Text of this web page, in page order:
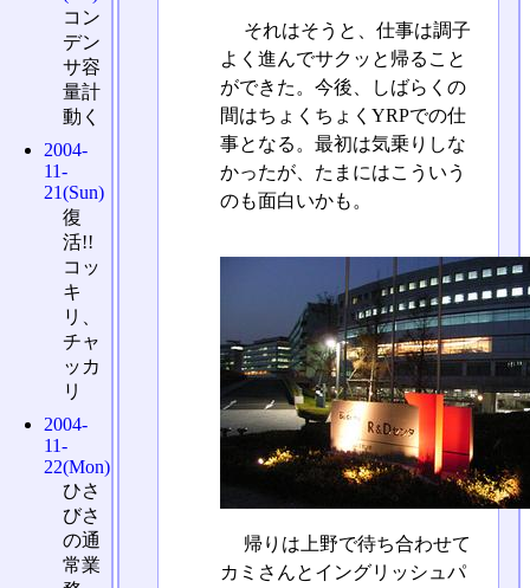
それはそうと、仕事は調子
よく進んでサクッと帰ること
ができた。今後、しばらくの
間はちょくちょくYRPでの仕
事となる。最初は気乗りしな
かったが、たまにはこういう
のも面白いかも。
帰りは上野で待ち合わせて
カミさんとイングリッシュパ
コン
デン
サ容
量計
動く
2004-
11-
21(Sun)
復
活!!
コッ
キ
リ、
チャ
ッカ
リ
2004-
11-
22(Mon)
ひさ
びさ
の通
常業